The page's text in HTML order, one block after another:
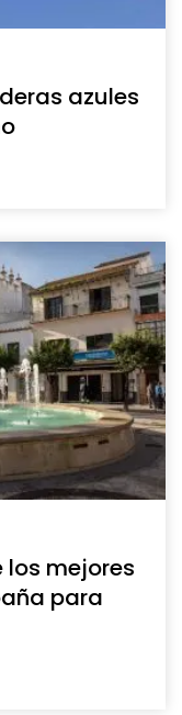
azules
mejores
para